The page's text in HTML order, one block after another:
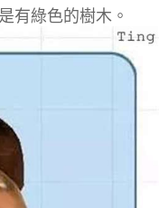
有綠色的樹木。